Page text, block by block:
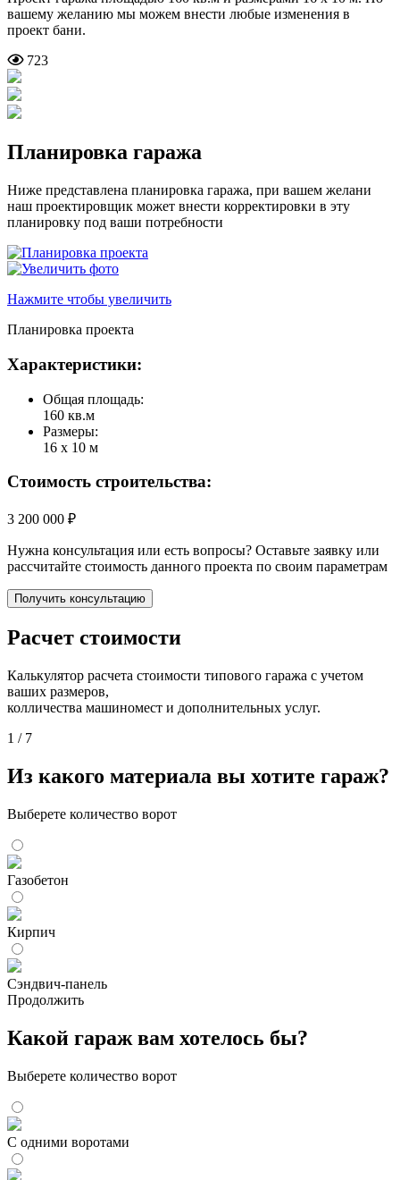
вашему желанию мы можем внести любые изменения в
проект бани.
723
Планировка гаража
Ниже представлена планировка гаража, при вашем желани
наш проектировщик может внести корректировки в эту
планировку под ваши потребности
Нажмите чтобы увеличить
Планировка проекта
Характеристики:
Общая площадь:
160 кв.м
Размеры:
16 х 10 м
Стоимость строительства:
3 200 000 ₽
Нужна консультация или есть вопросы? Оставьте заявку или
рассчитайте стоимость данного проекта по своим параметрам
Получить консультацию
Расчет стоимости
Калькулятор расчета стоимости типового гаража с учетом
ваших размеров,
колличества машиномест и дополнительных услуг.
1 / 7
Из какого материала вы хотите гараж?
Выберете количество ворот
Газобетон
Кирпич
Сэндвич-панель
Продолжить
Какой гараж вам хотелось бы?
Выберете количество ворот
С одними воротами